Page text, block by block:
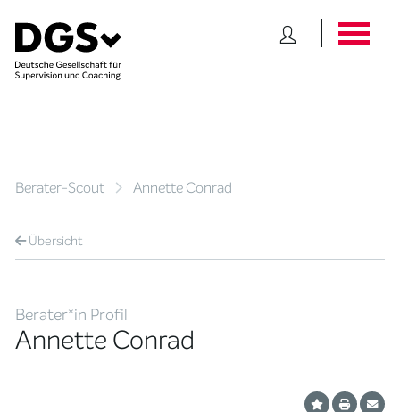
Berater-Scout Annette Conrad
Übersicht
Berater*in Profil
Annette Conrad